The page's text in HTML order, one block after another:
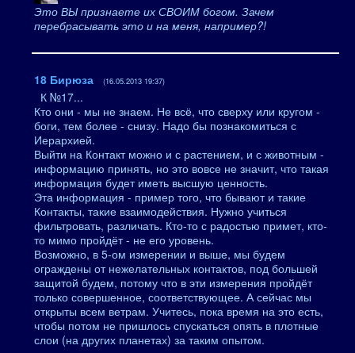
Это ВЫ признаете их СВОИМ богом. Зачем
перебрасывать это и на меня, например?!
18 Бирюза (16.05.2013 19:37)
К №17...
Кто они - мы не знаем. Не всё, что сверху или кругом -
боги, тем более - снизу. Надо бы познакомиться с
Иерархией.
Выйти на Контакт можно и с растением, и с животным -
информацию принять, но это вовсе не значит, что такая
информация будет иметь высшую ценность.
Эта информация - пример того, что бывают и такие
Контакты, такие взаимодействия. Нужно учиться
фильтровать, различать. Кто-то с радостью примет, кто-
то мимо пройдёт - не его уровень.
Возможно, в 5-ом измерении и выше, мы будем
ограждены от нежелательных контактов, под большей
защитой будем, потому что в эти измерения пройдёт
только совершенное, соответствующее. А сейчас мы
открыты всем ветрам. Учитесь, пока время на это есть,
чтобы потом не пришлось спускаться опять в плотные
слои (на других планетах) за таким опытом.